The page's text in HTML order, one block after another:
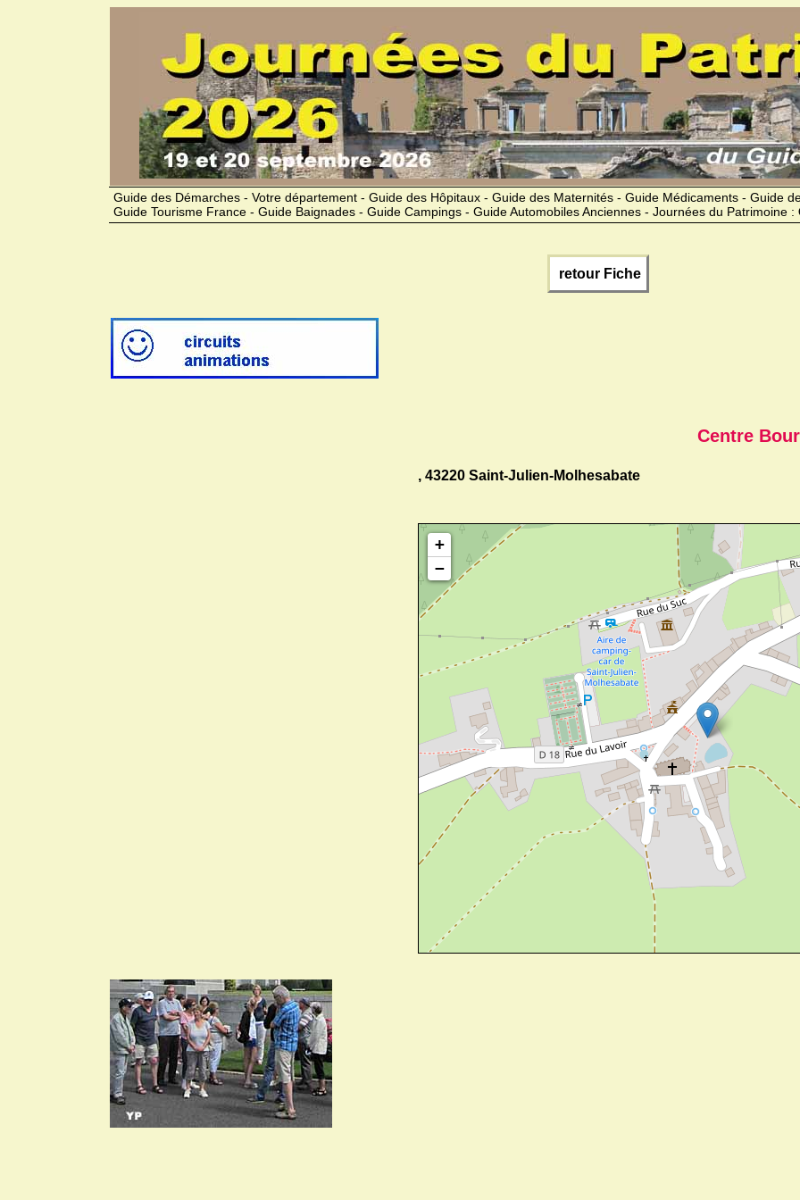
Guide des Démarches - Votre département - Guide des Hôpitaux - Guide des Maternités - Guide Médicaments - Guide
Guide Tourisme France - Guide Baignades - Guide Campings - Guide Automobiles Anciennes - Journées du Patrimoine :
retour Fiche
Centre
, 43220 Saint-Julien-Molhesabate
+
−